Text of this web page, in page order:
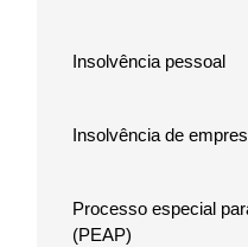
Insolvência pessoal
Insolvência de
Processo especial
(PEAP)